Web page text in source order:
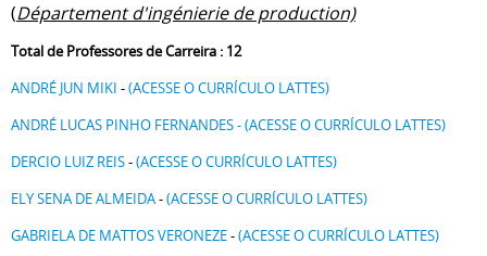
(Département d'ingénierie de production)
Total de Professores de Carreira : 12
ANDRÉ JUN MIKI -(ACESSE O CURRÍCULO LATTES)
ANDRÉ LUCAS PINHO FERNANDES - (ACESSE O CURRÍCULO LATTES)
DERCIO LUIZ REIS-(ACESSE O CURRÍCULO LATTES)
ELY SENA DE ALMEIDA-(ACESSE O CURRÍCULO LATTES)
GABRIELA DE MATTOS VERONEZE-(ACESSE O CURRÍCULO LATTES)